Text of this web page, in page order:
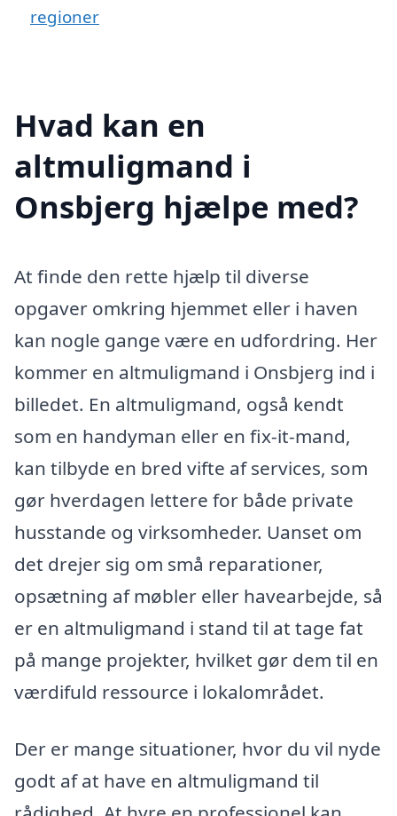
regioner
Hvad kan en
altmuligmand i
Onsbjerg hjælpe med?
At finde den rette hjælp til diverse
opgaver omkring hjemmet eller i haven
kan nogle gange være en udfordring. Her
kommer en altmuligmand i Onsbjerg ind i
billedet. En altmuligmand, også kendt
som en handyman eller en fix-it-mand,
kan tilbyde en bred vifte af services, som
gør hverdagen lettere for både private
husstande og virksomheder. Uanset om
det drejer sig om små reparationer,
opsætning af møbler eller havearbejde, så
er en altmuligmand i stand til at tage fat
på mange projekter, hvilket gør dem til en
værdifuld ressource i lokalområdet.
Der er mange situationer, hvor du vil nyde
godt af at have en altmuligmand til